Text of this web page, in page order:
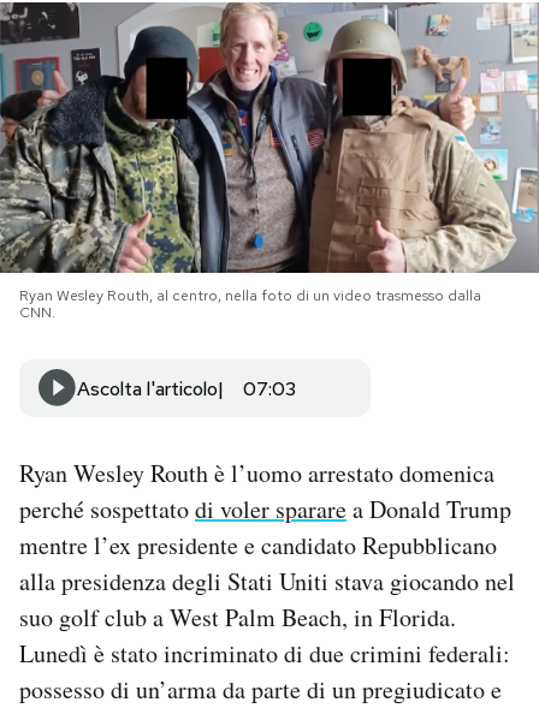
PODCAST
NEWSLETTER
I MIEI PREFERITI
CALENDARIO
AREA PERSONALE
Area Personale
Notifiche mobile
Regala il Post
Hai bisogno di aiuto?
Esci
Ryan Wesley Routh, al centro, nella foto di un video trasmesso dalla
CNN.
Ascolta l'articolo 07:03
Ryan Wesley Routh è l’uomo arrestato domenica
perché sospettatodi voler spararea Donald Trump
mentre l’ex presidente e candidato Repubblicano
alla presidenza degli Stati Uniti stava giocando nel
suo golf club a West Palm Beach, in Florida.
Lunedì è stato incriminato di due crimini federali:
possesso di un’arma da parte di un pregiudicato e